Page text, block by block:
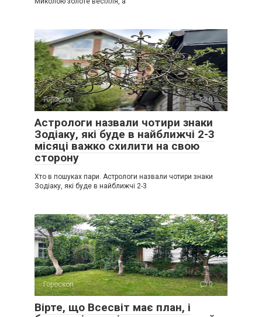
Гороскоп 0
Астрологи назвали чотири знаки
Зодіаку, які буде в найближчі 2-3
місяці важко схилити на свою
сторону
Хто в пошуках пари. Астрологи назвали чотири знаки
Зодіаку, які буде в найближчі 2-3
Гороскоп 0
Вірте, що Всесвіт має план, і